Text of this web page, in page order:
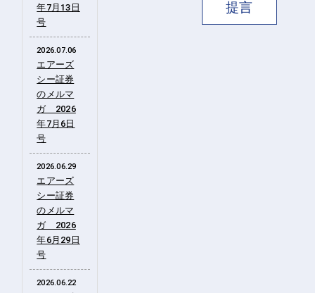
年7月13日
号
2026.07.06
エアーズ
シー証券
のメルマ
ガ 2026
年7月6日
号
2026.06.29
エアーズ
シー証券
のメルマ
ガ 2026
年6月29日
号
2026.06.22
提言